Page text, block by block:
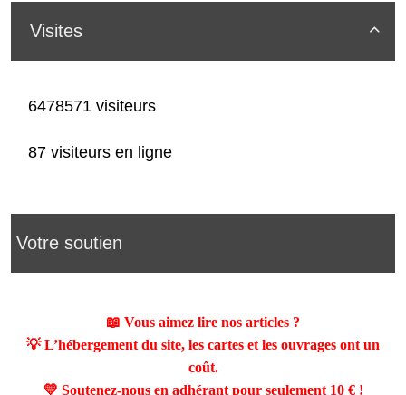

Visites
6478571 visiteurs
87 visiteurs en ligne
Votre soutien
📖 Vous aimez lire nos articles ?
💡 L’hébergement du site, les cartes et les ouvrages ont un
coût.
💛 Soutenez-nous en adhérant pour seulement 10 €!